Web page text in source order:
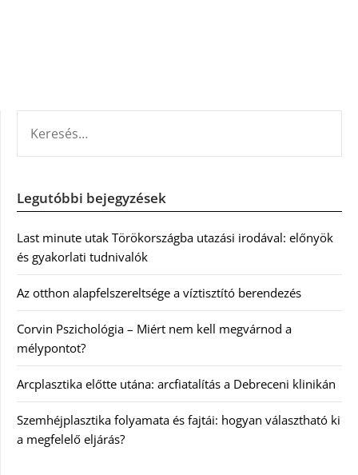
Legutóbbi bejegyzések
Last minute utak Törökországba utazási irodával: előnyök
és gyakorlati tudnivalók
Az otthon alapfelszereltsége a víztisztító berendezés
Corvin Pszichológia – Miért nem kell megvárnod a
mélypontot?
Arcplasztika előtte utána: arcfiatalítás a Debreceni klinikán
Szemhéjplasztika folyamata és fajtái: hogyan választható ki
a megfelelő eljárás?